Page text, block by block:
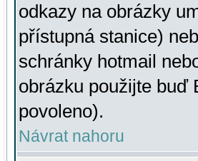
odkazy na obrázky
přístupná stanice)
schránky hotmail
obrázku použijte buď
povoleno).
Návrat nahoru